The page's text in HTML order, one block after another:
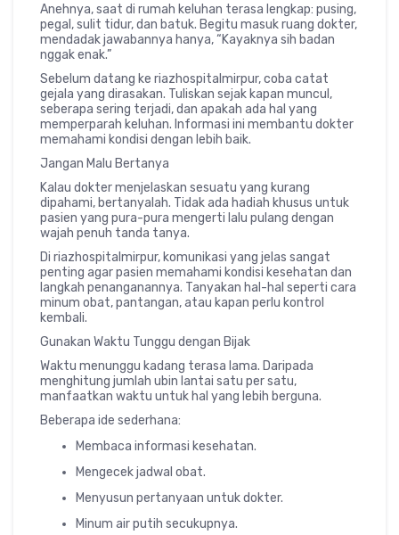
Anehnya, saat di rumah keluhan terasa lengkap: pusing,
pegal, sulit tidur, dan batuk. Begitu masuk ruang dokter,
mendadak jawabannya hanya, “Kayaknya sih badan
nggak enak.”
Sebelum datang ke riazhospitalmirpur, coba catat
gejala yang dirasakan. Tuliskan sejak kapan muncul,
seberapa sering terjadi, dan apakah ada hal yang
memperparah keluhan. Informasi ini membantu dokter
memahami kondisi dengan lebih baik.
Jangan Malu Bertanya
Kalau dokter menjelaskan sesuatu yang kurang
dipahami, bertanyalah. Tidak ada hadiah khusus untuk
pasien yang pura-pura mengerti lalu pulang dengan
wajah penuh tanda tanya.
Di riazhospitalmirpur, komunikasi yang jelas sangat
penting agar pasien memahami kondisi kesehatan dan
langkah penanganannya. Tanyakan hal-hal seperti cara
minum obat, pantangan, atau kapan perlu kontrol
kembali.
Gunakan Waktu Tunggu dengan Bijak
Waktu menunggu kadang terasa lama. Daripada
menghitung jumlah ubin lantai satu per satu,
manfaatkan waktu untuk hal yang lebih berguna.
Beberapa ide sederhana:
Membaca informasi kesehatan.
Mengecek jadwal obat.
Menyusun pertanyaan untuk dokter.
Minum air putih secukupnya.